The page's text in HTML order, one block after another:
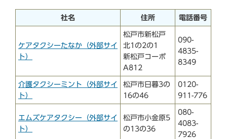
社名 住所 電話番号
ケアタクシーたなか（外部サイ
ト）
松戸市新松戸
北1の2の1
新松戸コーポ
A812
090-
4835-
8349
介護タクシーミント（外部サイ
ト）
松戸市日暮3の
16の46
0120-
911-776
エムズケアタクシー（外部サイ
ト）
松戸市小金原5
の13の36
080-
4083-
7926